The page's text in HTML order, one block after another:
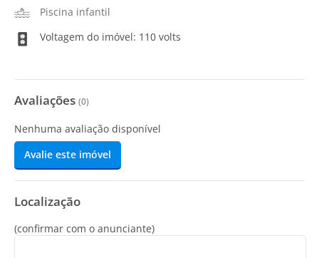
Piscina infantil
Voltagem do imóvel: 110 volts
Avaliações (0)
Nenhuma avaliação disponível
Avalie este imóvel
Localização
(confirmar com o anunciante)